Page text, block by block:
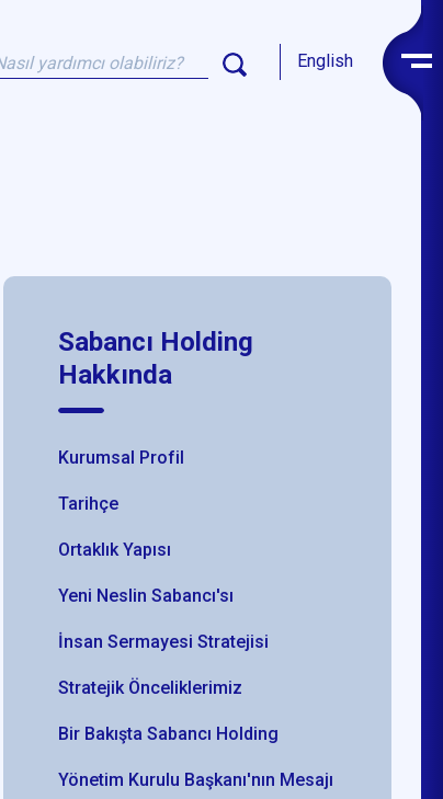
English
Sabancı Holding
Hakkında
Kurumsal Profil
Tarihçe
Ortaklık Yapısı
Yeni Neslin Sabancı'sı
İnsan Sermayesi Stratejisi
Stratejik Önceliklerimiz
Bir Bakışta Sabancı Holding
Yönetim Kurulu Başkanı'nın Mesajı